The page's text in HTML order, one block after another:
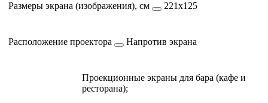
Размеры экрана (изображения), см 221х125
Расположение проектора Напротив экрана
Проекционные экраны для бара (кафе и
ресторана);